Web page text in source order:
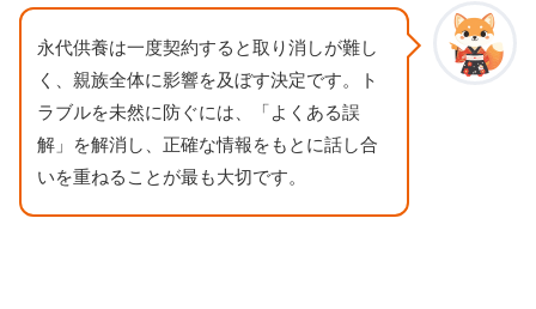
永代供養は一度契約すると取り消しが難し
く、親族全体に影響を及ぼす決定です。ト
ラブルを未然に防ぐには、「よくある誤
解」を解消し、正確な情報をもとに話し合
いを重ねることが最も大切です。